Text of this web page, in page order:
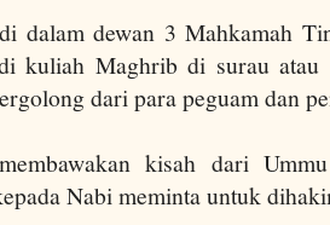
dalam dewan 3 Mahkamah
kuliah Maghrib di surau atau
dari para peguam dan
kisah dari
Nabi meminta untuk